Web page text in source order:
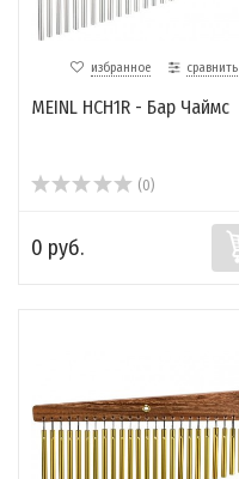
избранное сравнить
MEINL HCH1R - Бар Чаймс
(0)
0 руб.